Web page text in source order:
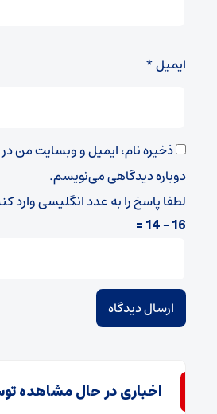
ایمیل*
ذخیره نام، ایمیل و وبسایت من در
دوباره دیدگاهی می‌نویسم.
لطفا پاسخ را به عدد انگلیسی وارد
16 − 14 =
اخباری در حال مشاهده